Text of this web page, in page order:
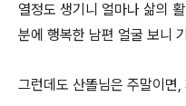
열정도 생기니 얼마나 삶의
분에 행복한 남편 얼굴 보니
그런데도 산똘님은 주말이면